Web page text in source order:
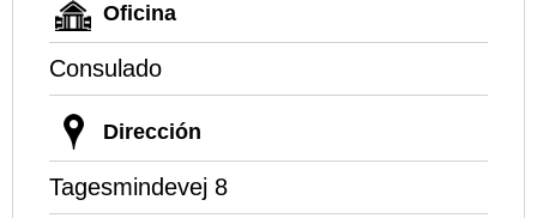
Oficina
Consulado
Dirección
Tagesmindevej 8